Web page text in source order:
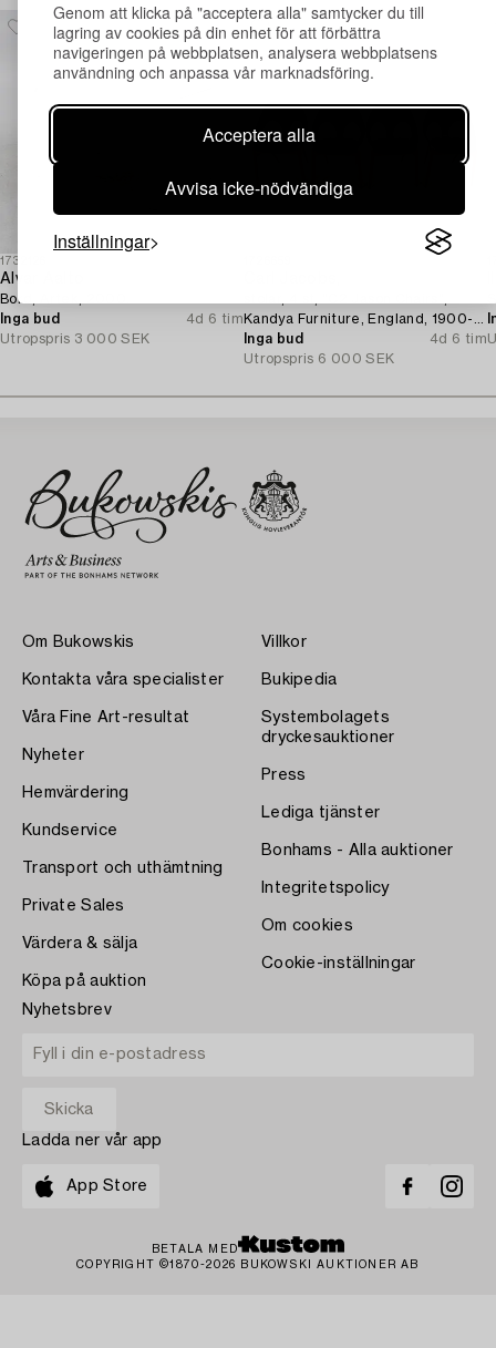
Genom att klicka på "acceptera alla" samtycker du till
lagring av cookies på din enhet för att förbättra
navigeringen på webbplatsen, analysera webbplatsens
användning och anpassa vår marknadsföring.
Acceptera alla
Avvisa icke-nödvändiga
Inställningar
1732126
Alvar Aalto
Bord, Artek, 2000.
Inga bud
4d 6 tim
Utropspris 3 000 SEK
Kandya Furniture, England, 1900-
talets mitt.
Inga bud
4d 6 tim
Utropspris 6 000 SEK
Om Bukowskis
Kontakta våra specialister
Våra Fine Art-resultat
Nyheter
Hemvärdering
Kundservice
Transport och uthämtning
Private Sales
Värdera & sälja
Köpa på auktion
Villkor
Bukipedia
Systembolagets
dryckesauktioner
Press
Lediga tjänster
Bonhams - Alla auktioner
Integritetspolicy
Om cookies
Cookie-inställningar
Nyhetsbrev
Ladda ner vår app
App Store
BETALA MED
COPYRIGHT ©1870-2026 BUKOWSKI AUKTIONER AB